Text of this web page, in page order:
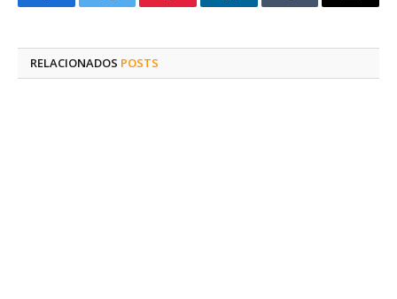
FacebookTwitter Pinterest O
Tumblr
E-
RELACIONADOS POSTS